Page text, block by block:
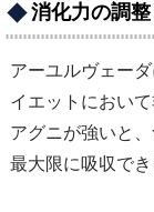
消化力の調
アーユルヴェー
イエットにおい
アグニが強いと
最大限に吸収でき